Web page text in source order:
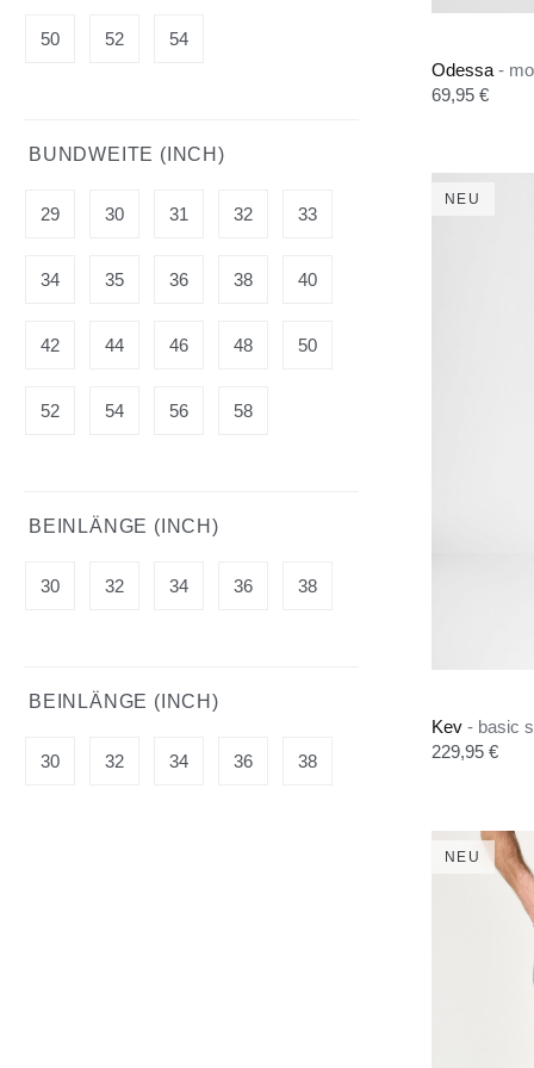
50 52 54
BUNDWEITE (INCH)
29 30 31 32 33
34 35 36 38 40
42 44 46 48 50
52 54 56 58
BEINLÄNGE (INCH)
30 32 34 36 38
BEINLÄNGE (INCH)
30 32 34 36 38
Odessa -
Regulärer
69,95 €
NEU
Kev - basic
Regulärer
229,95 €
NEU